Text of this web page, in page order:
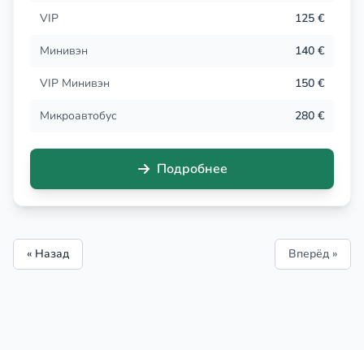
VIP 125 €
Минивэн 140 €
VIP Минивэн 150 €
Микроавтобус 280 €
Подробнее
« Назад Вперёд »